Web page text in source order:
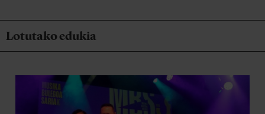
Lotutako edukia